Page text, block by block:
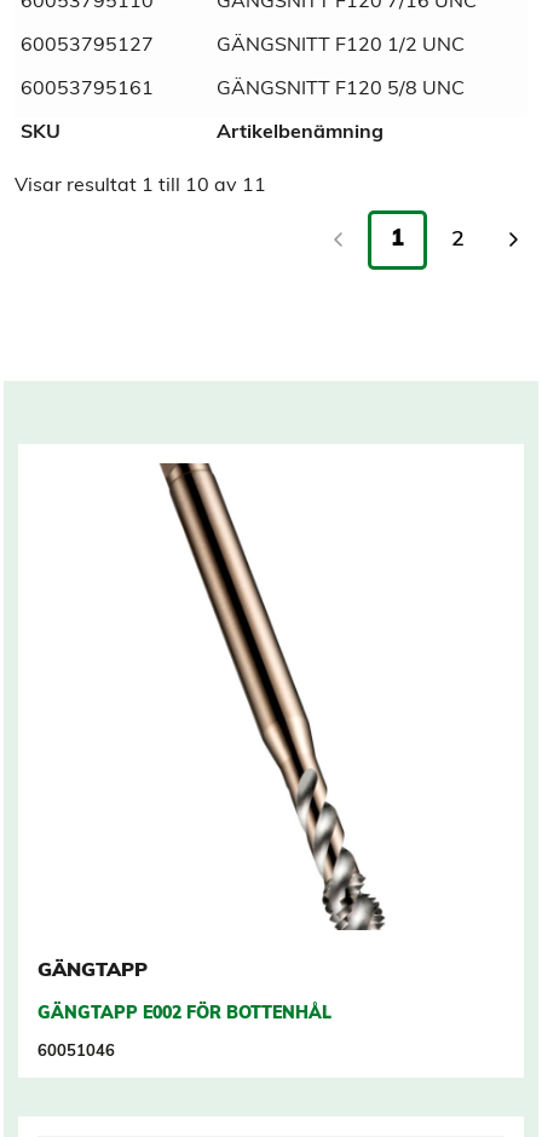
60053795127 GÄNGSNITT F120 1/2 UNC
60053795161 GÄNGSNITT F120 5/8 UNC
SKU Artikelbenämning
Visar resultat 1 till 10 av 11
1 2
Related products
GÄNGTAPP
GÄNGTAPP E002 FÖR BOTTENHÅL
60051046